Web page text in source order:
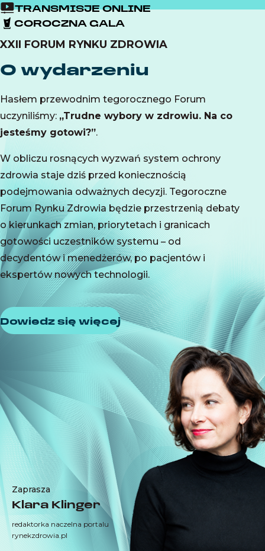
TRANSMISJE ONLINE
COROCZNA GALA
XXII FORUM RYNKU ZDROWIA
O wydarzeniu
Hasłem przewodnim tegorocznego Forum
uczyniliśmy: „Trudne wybory w zdrowiu. Na co
jesteśmy gotowi?”.
W obliczu rosnących wyzwań system ochrony
zdrowia staje dziś przed koniecznością
podejmowania odważnych decyzji. Tegoroczne
Forum Rynku Zdrowia będzie przestrzenią debaty
o kierunkach zmian, priorytetach i granicach
gotowości uczestników systemu – od
decydentów i menedżerów, po pacjentów i
ekspertów nowych technologii.
Dowiedz się więcej
Zaprasza
Klara Klinger
redaktorka naczelna portalu
rynekzdrowia.pl